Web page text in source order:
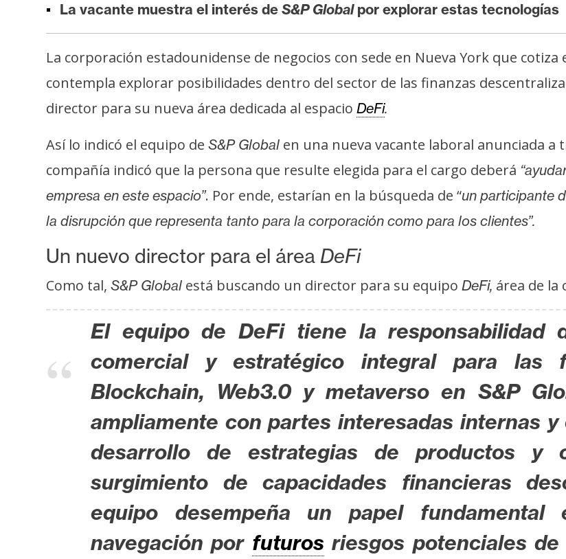
o
t
s
d
e
r
n
s
a
T
e
La vacante muestra el interés de S&P Globalpor explorar estas tecnologías
La corporación estadounidense de negocios con sede en Nueva York que cotiza
contempla explorar posibilidades dentro del sector de las finanzas
director para su nueva área dedicada al espacio DeFi.
Así lo indicó el equipo de S&P Global en una nueva vacante laboral anunciada a
compañía indicó que la persona que resulte elegida para el cargo deberá
empresa en este espacio”. Por ende, estarían en la búsqueda de “un participante
la disrupción que representa tanto para la corporación como para los clientes”.
Un nuevo director para el área DeFi
Como tal, S&P Global está buscando un director para su equipo DeFi, área de la
El equipo de DeFi tiene la responsabilidad
comercial y estratégico integral para las
Blockchain, Web3.0 y metaverso en S&P
ampliamente con partes interesadas internas
desarrollo de estrategias de productos y
surgimiento de capacidades financieras
equipo desempeña un papel
navegación por futuros riesgos potenciales